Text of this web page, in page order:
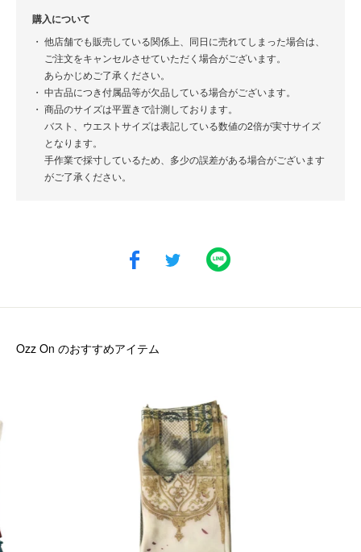
購入について
他店舗でも販売している関係上、同日に売れてしまった場合は、
ご注文をキャンセルさせていただく場合がございます。
あらかじめご了承ください。
中古品につき付属品等が欠品している場合がございます。
商品のサイズは平置きで計測しております。
バスト、ウエストサイズは表記している数値の2倍が実寸サイズ
となります。
手作業で採寸しているため、多少の誤差がある場合がございます
がご了承ください。
Ozz On のおすすめアイテム